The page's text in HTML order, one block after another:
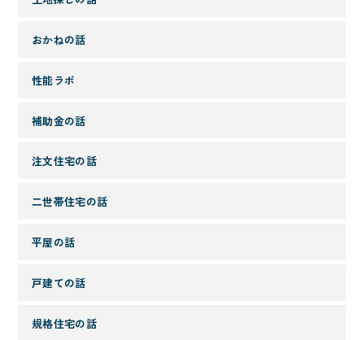
おかねの話
性能ラボ
補助金の話
注文住宅の話
二世帯住宅の話
平屋の話
戸建ての話
規格住宅の話